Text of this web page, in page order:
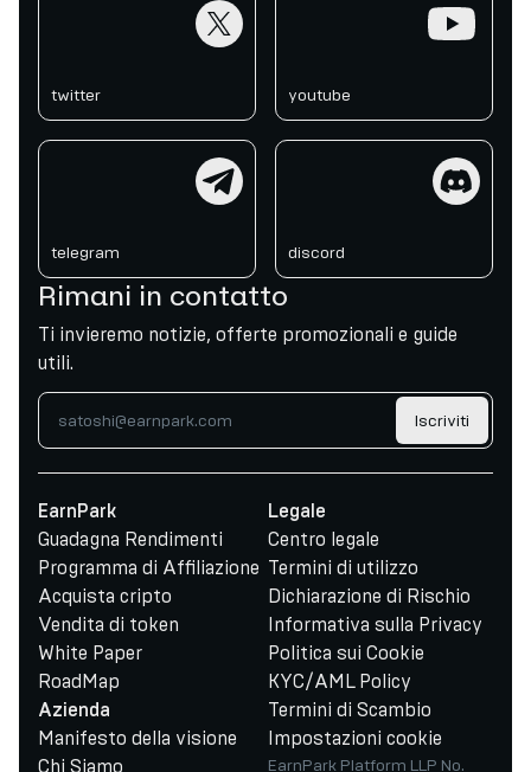
twitter youtube
telegram discord
Rimani in contatto
Ti invieremo notizie, offerte promozionali e guide
utili.
Iscriviti
EarnPark
Guadagna Rendimenti
Programma di Affiliazione
Acquista cripto
Vendita di token
White Paper
RoadMap
Azienda
Manifesto della visione
Chi Siamo
Legale
Centro legale
Termini di utilizzo
Dichiarazione di Rischio
Informativa sulla Privacy
Politica sui Cookie
KYC/AML Policy
Termini di Scambio
Impostazioni cookie
EarnPark Platform LLP No.